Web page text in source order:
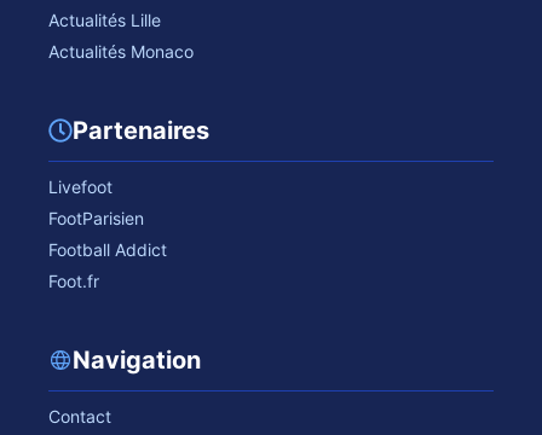
Actualités Lille
Actualités Monaco
Partenaires
Livefoot
FootParisien
Football Addict
Foot.fr
Navigation
Contact